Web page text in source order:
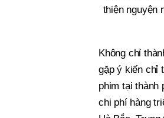
thiện nguyện
Không chỉ
gặp ý kiến chỉ
phim tại thành
chi phí hàng